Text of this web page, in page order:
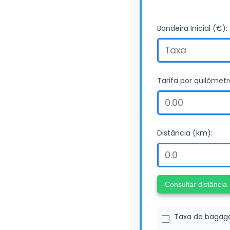
Bandeira Inicial (€):
Tarifa por
Distância (km):
Consultar distância
Taxa de